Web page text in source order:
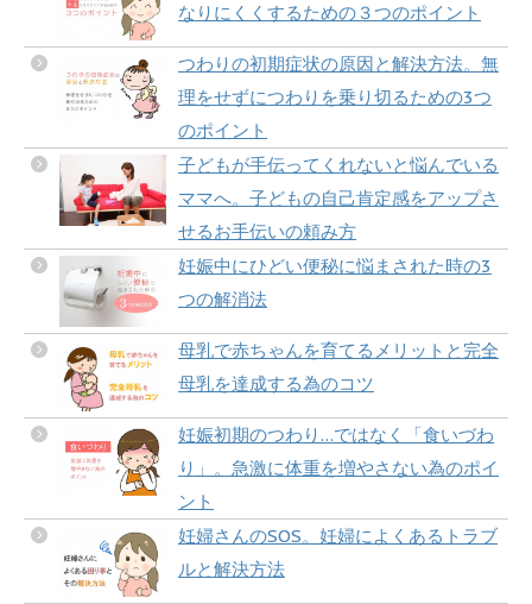
なりにくくするための３つのポイント
つわりの初期症状の原因と解決方法。無
理をせずにつわりを乗り切るための3つ
のポイント
子どもが手伝ってくれないと悩んでいる
ママへ。子どもの自己肯定感をアップさ
せるお手伝いの頼み方
妊娠中にひどい便秘に悩まされた時の3
つの解消法
母乳で赤ちゃんを育てるメリットと完全
母乳を達成する為のコツ
妊娠初期のつわり…ではなく「食いづわ
り」。急激に体重を増やさない為のポイ
ント
妊婦さんのSOS。妊婦によくあるトラブ
ルと解決方法